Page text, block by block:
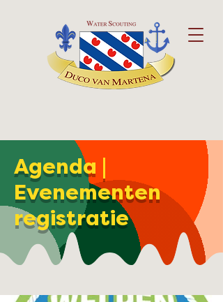
Agenda |
Evenementen
registratie